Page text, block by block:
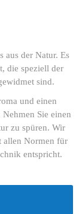
aus der Natur. Es
die speziell der
sind.
und einen
Sie einen
zu spüren. Wir
allen Normen für
entspricht.